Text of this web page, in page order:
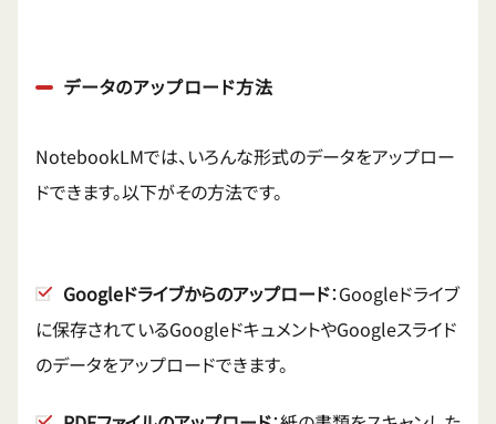
データのアップロード方法
NotebookLMでは、いろんな形式のデータをアップロー
ドできます。以下がその方法です。
Googleドライブからのアップロード：Googleドライブ
に保存されているGoogleドキュメントやGoogleスライド
のデータをアップロードできます。